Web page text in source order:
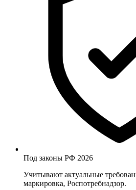
Под законы РФ 2026
Учитывают актуальные
маркировка, Роспотребнадзор.